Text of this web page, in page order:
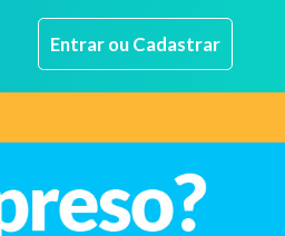
Entrar ou Cadastrar